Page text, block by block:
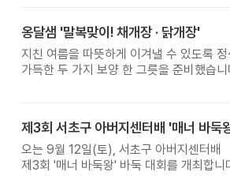
옹달샘 '말복맞이! 채개장 · 닭개장'
지친 여름을 따뜻하게 이겨낼 수 있도록 정
가득한 두 가지 보양 한 그릇을 준비했습니
오는 9월 12일(토), 서초구 아버지센터배
제3회 '매너 바둑왕' 바둑 대회를 개최합니